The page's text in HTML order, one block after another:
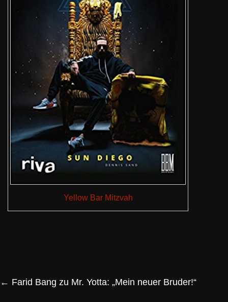
Yellow Bar Mitzvah
← Farid Bang zu Mr. Yotta: „Mein neuer Bruder!“